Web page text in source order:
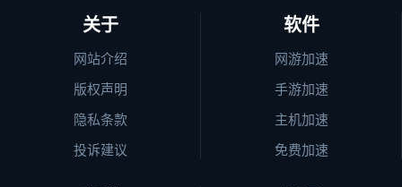
关于
网站介绍
版权声明
隐私条款
投诉建议
软件
网游加速
手游加速
主机加速
免费加速